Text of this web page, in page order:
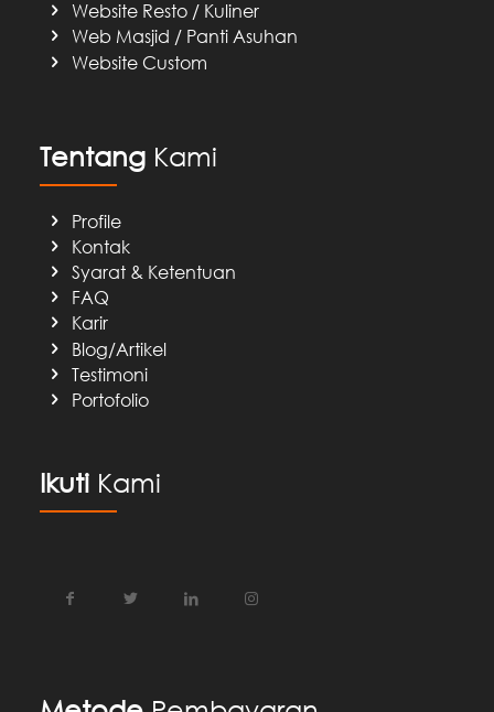
Website Resto / Kuliner
Web Masjid / Panti Asuhan
Website Custom
TentangKami
Profile
Kontak
Syarat & Ketentuan
FAQ
Karir
Blog/Artikel
Testimoni
Portofolio
IkutiKami